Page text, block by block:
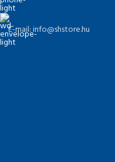
E-mail: info@shstore.hu